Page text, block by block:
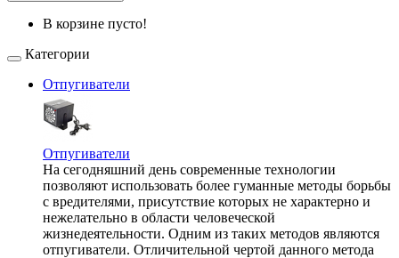
В корзине пусто!
Категории
Отпугиватели
Отпугиватели
На сегодняшний день современные технологии
позволяют использовать более гуманные методы борьбы
с вредителями, присутствие которых не характерно и
нежелательно в области человеческой
жизнедеятельности. Одним из таких методов являются
отпугиватели. Отличительной чертой данного метода